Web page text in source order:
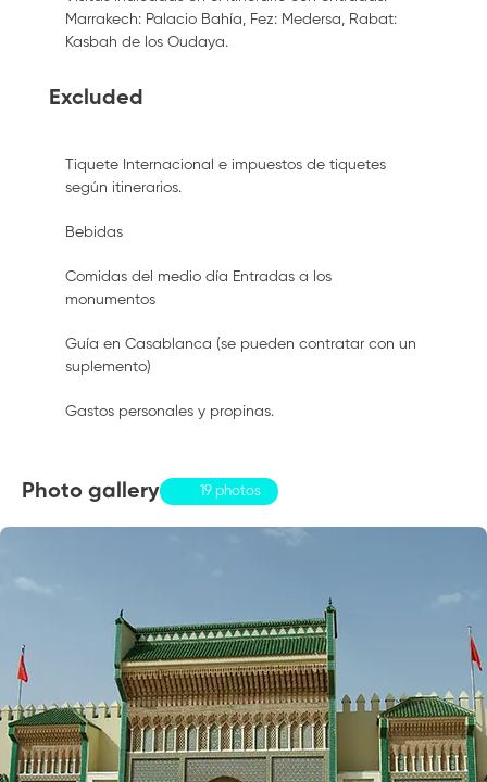
Marrakech: Palacio Bahía, Fez: Medersa, Rabat:
Kasbah de los Oudaya.
Excluded
Tiquete Internacional e impuestos de tiquetes
según itinerarios.
Bebidas
Comidas del medio día Entradas a los
monumentos
Guía en Casablanca (se pueden contratar con un
suplemento)
Gastos personales y propinas.
Photo gallery 19 photos